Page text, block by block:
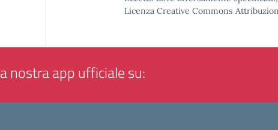
Licenza Creative Commons
nostra app ufficiale su: